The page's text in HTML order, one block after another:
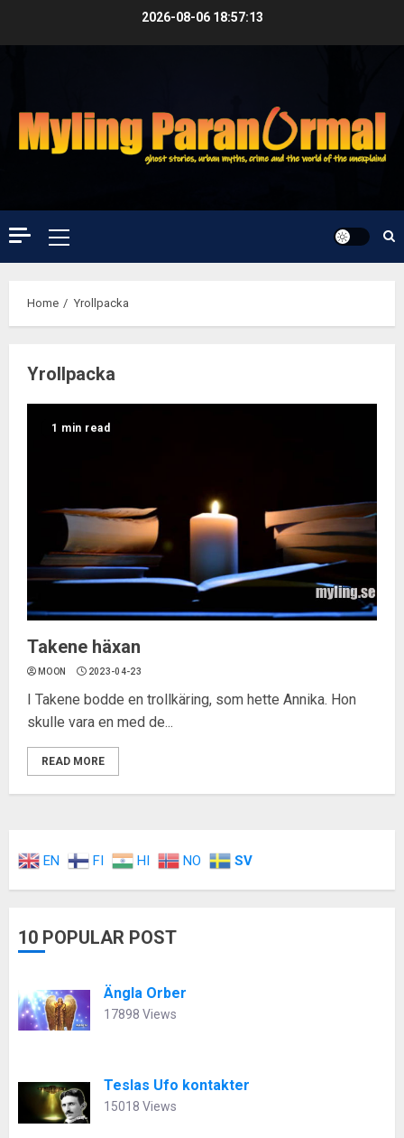
2026-08-06 18:57:14
Primary
Menu
Home Yrollpacka
Yrollpacka
1 min read
Takene häxan
MOON 2023-04-23
I Takene bodde en trollkäring, som hette Annika. Hon
skulle vara en med de...
READ MORE
EN FI HI NO SV
10 POPULAR POST
Ängla Orber
17898 Views
Teslas Ufo kontakter
15018 Views